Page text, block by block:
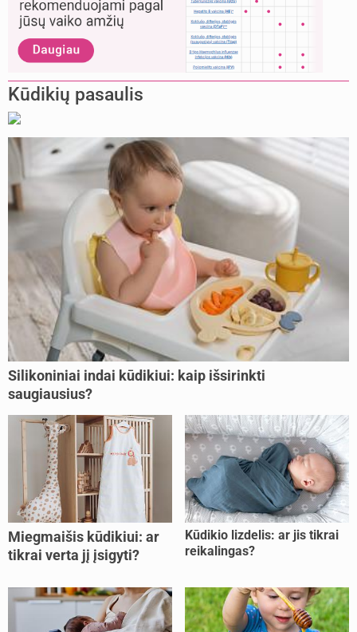
Kūdikių pasaulis
Silikoniniai indai kūdikiui: kaip išsirinkti
saugiausius?
Miegmaišis kūdikiui: ar
tikrai verta jį įsigyti?
Kūdikio lizdelis: ar jis tikrai
reikalingas?